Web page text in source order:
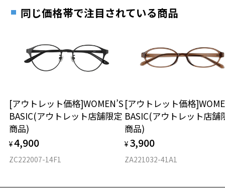
10.2g
※着脱式サングラス：デモレンズ、アタッチメント込みの重さ
タイプ
材質
フロント素材：Swiss Plastic
す。
もっと見る
お近くのZoff実店舗にて度数を測定いただけます（無料）。
その際は記入用紙をダウンロードしてお使いください。
ダウンロード
同じ価格帯で注目されている商品
[アウトレット価格]WOMEN’S
BASIC(アウトレット店舗限定
商品)
¥4,900
ZC222007-14F1
[アウトレット価格
BASIC(アウトレット店舗
商品)
¥ 3,900
ZA221032-41A1